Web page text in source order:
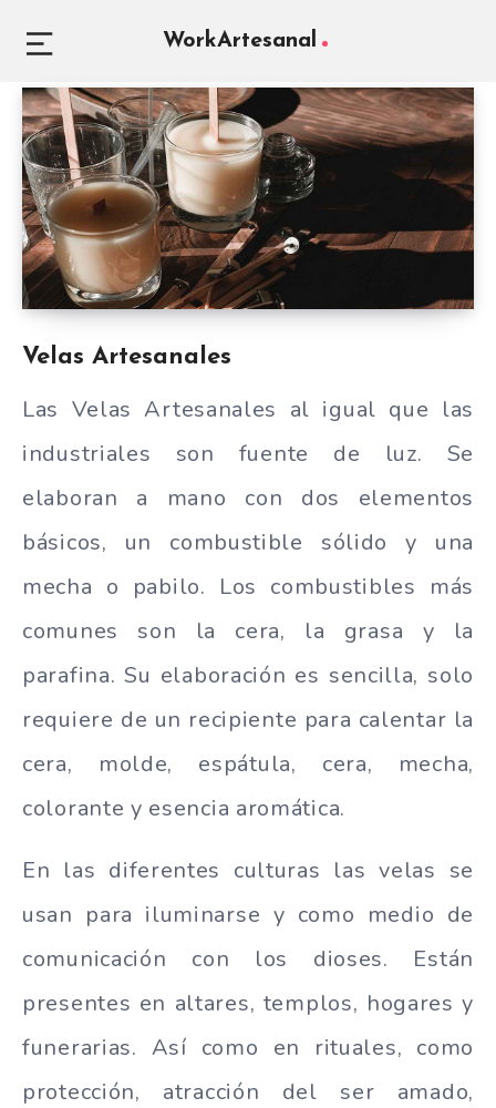
WorkArtesanal
Velas Artesanales
Las Velas Artesanales al igual que las
industriales son fuente de luz. Se
elaboran a mano con dos elementos
básicos, un combustible sólido y una
mecha o pabilo. Los combustibles más
comunes son la cera, la grasa y la
parafina. Su elaboración es sencilla, solo
requiere de un recipiente para calentar la
cera, molde, espátula, cera, mecha,
colorante y esencia aromática.
En las diferentes culturas las velas se
usan para iluminarse y como medio de
comunicación con los dioses. Están
presentes en altares, templos, hogares y
funerarias. Así como en rituales, como
protección, atracción del ser amado,